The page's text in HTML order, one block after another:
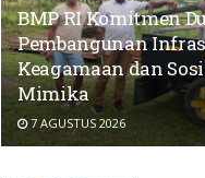
BMP RI Komitmen
Pembangunan
Keagamaan dan
Mimika
7 AGUSTUS 2026